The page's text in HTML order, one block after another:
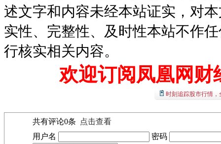
述文字和内容未经本站证实，对
实性、完整性、及时性本站不作
行核实相关内容。
欢迎订阅凤凰网财
时刻追踪股市行情
共有评论0条
点击查看
用户名
密码